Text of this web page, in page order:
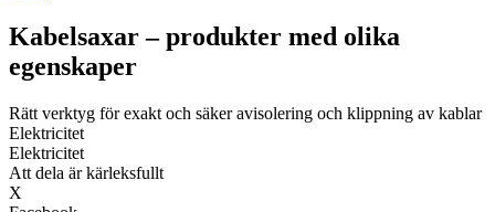
Kabelsaxar – produkter med olika
egenskaper
Rätt verktyg för exakt och säker avisolering och klippning av kablar
Elektricitet
Elektricitet
Att dela är kärleksfullt
X